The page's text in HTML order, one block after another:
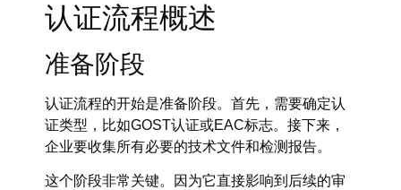
认证流程概述
准备阶段
认证流程的开始是准备阶段。首先，需要确定认
证类型，比如GOST认证或EAC标志。接下来，
企业要收集所有必要的技术文件和检测报告。
这个阶段非常关键。因为它直接影响到后续的审